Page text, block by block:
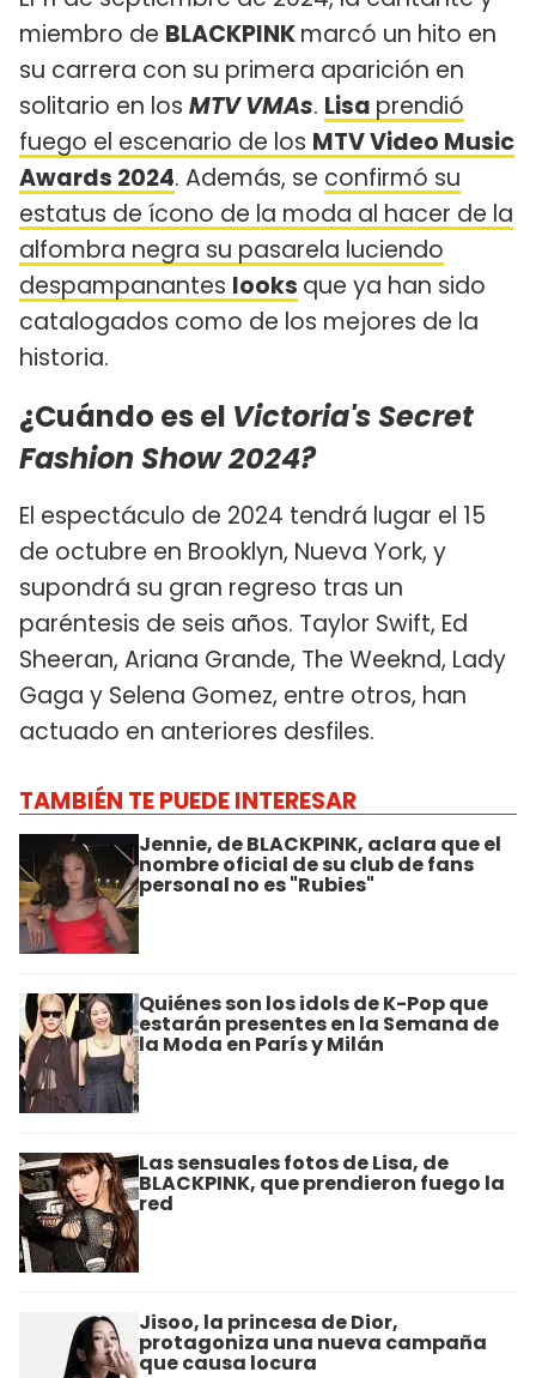
miembro de BLACKPINKmarcó un hito en
su carrera con su primera aparición en
solitario en los MTV VMAs. Lisa prendió
fuego el escenario de los MTV Video Music
Awards 2024. Además, se confirmó su
estatus de ícono de la moda al hacer de la
alfombra negra su pasarela luciendo
despampanantes looks que ya han sido
catalogados como de los mejores de la
historia.
¿Cuándo es el Victoria's Secret
Fashion Show 2024?
El espectáculo de 2024 tendrá lugar el 15
de octubre en Brooklyn, Nueva York, y
supondrá su gran regreso tras un
paréntesis de seis años. Taylor Swift, Ed
Sheeran, Ariana Grande, The Weeknd, Lady
Gaga y Selena Gomez, entre otros, han
actuado en anteriores desfiles.
TAMBIÉN TE PUEDE INTERESAR
Jennie, de BLACKPINK, aclara que el
nombre oficial de su club de fans
personal no es "Rubies"
Quiénes son los idols de K-Pop que
estarán presentes en la Semana de
la Moda en París y Milán
Las sensuales fotos de Lisa, de
BLACKPINK, que prendieron fuego la
red
Jisoo, la princesa de Dior,
protagoniza una nueva campaña
que causa locura